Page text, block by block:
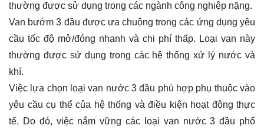
thường được sử dụng trong các ngành công nghiệp nặng.
Van bướm 3 đầu được ưa chuộng trong các ứng dụng yêu
cầu tốc độ mở/đóng nhanh và chi phí thấp. Loại van này
thường được sử dụng trong các hệ thống xử lý nước và
khí.
Việc lựa chọn loại van nước 3 đầu phù hợp phụ thuộc vào
yêu cầu cụ thể của hệ thống và điều kiện hoạt động thực
tế. Do đó, việc nắm vững các loại van nước 3 đầu phổ